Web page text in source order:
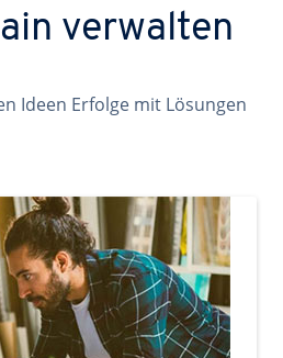
verwalten
Ideen Erfolge mit Lösungen